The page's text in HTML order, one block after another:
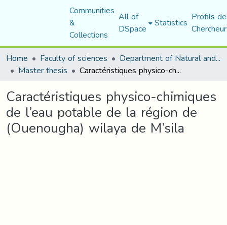
Communities
&
Collections
All of
DSpace Statistics Profils
Home
Faculty of sciences Department of Natural and Life Sciences
Master thesis Caractéristiques physico-chimiques de l’eau potable de la région de (Ouenougha) wilaya de M’sila
Caractéristiques physico-chimiques
de l’eau potable de la région de
(Ouenougha) wilaya de M’sila